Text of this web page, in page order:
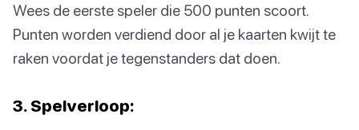
Wees de eerste speler die 500 punten scoort.
Punten worden verdiend door al je kaarten kwijt te
raken voordat je tegenstanders dat doen.
3. Spelverloop: